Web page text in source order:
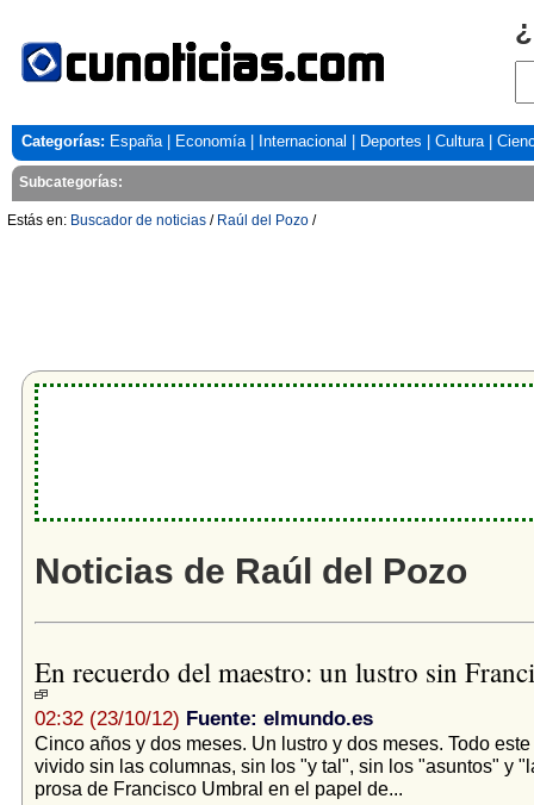
Categorías: España| Economía| Internacional Deportes Cultura|
Subcategorías:
Estás en: Buscador de noticias / Raúl del Pozo /
Noticias de Raúl del Pozo
En recuerdo del maestro: un lustro sin
02:32 (23/10/12) Fuente: elmundo.es
Cinco años y dos meses. Un lustro y dos meses. Todo
vivido sin las columnas, sin los "y tal", sin los "asuntos" y
prosa de Francisco Umbral en el papel de...